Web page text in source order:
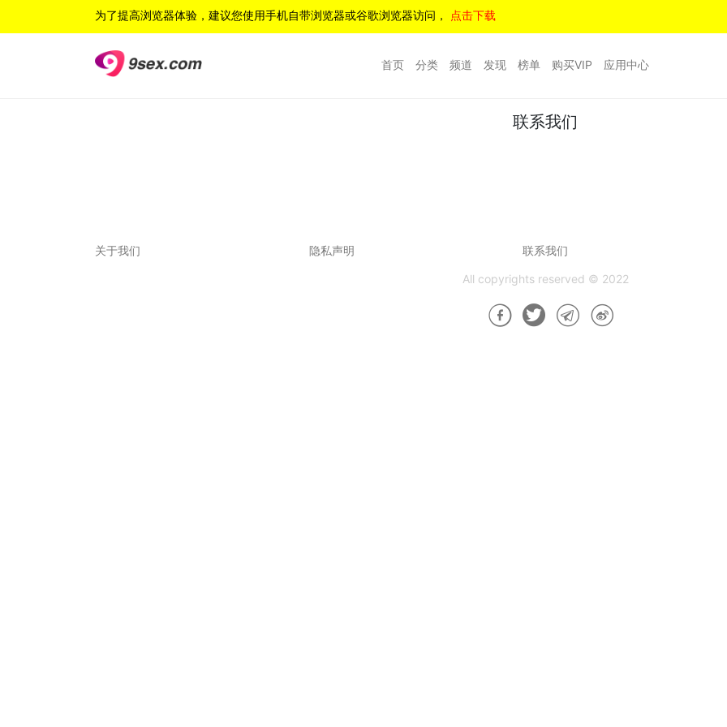
为了提高浏览器体验，建议您使用手机自带浏览器或谷歌浏览器访问， 点击下载
首页 分类 频道 发现 榜单 购买VIP 应用中心
联系我们
关于我们 隐私声明 联系我们
All copyrights reserved © 2022